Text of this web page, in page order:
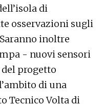
di
osservazioni sugli
inoltre
- nuovi sensori
progetto
di una
Tecnico Volta di